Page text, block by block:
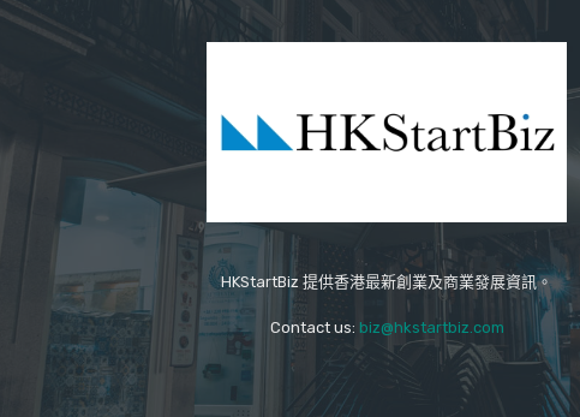
HKStartBiz 提供香港最新創業及商業發展資訊。
Contact us: biz@hkstartbiz.com